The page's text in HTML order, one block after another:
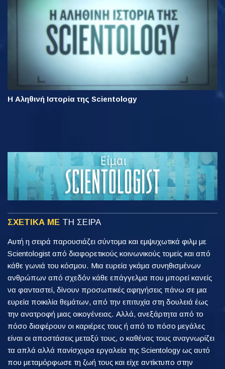
Η Αληθινή Ιστορία της Scientology
ΣΧΕΤΙΚΑ ΜΕ ΤΗ ΣΕΙΡΑ
Αυτή η σειρά παρουσιάζει σύντομα και εμψυχωτικά φιλμ με
Scientologist από διαφορετικούς κοινωνικούς τομείς και από
κάθε γωνιά του κόσμου. Μια ευρεία γκάμα συνηθισμένων
ανθρώπων από σχεδόν κάθε επάγγελμα που μπορεί κανείς
να φανταστεί, δίνουν προσωπικές αφηγήσεις πάνω σε μια
ευρεία ποικιλία θεμάτων, από την επιτυχία στη δουλειά έως
την ανατροφή μιας οικογένειας. Αλλά, ανεξάρτητα από το
πόσο διαφέρουν οι καριέρες τους ή από το πόσο μεγάλες
είναι οι αποστάσεις μεταξύ τους, ο καθένας τους αναγνωρίζει
τα απλά αλλά πανίσχυρα εργαλεία της Scientology ως αυτό
που μεταμόρφωσε τη ζωή τους και είχε αντίκτυπο στην